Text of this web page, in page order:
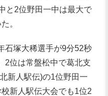
と2位野田一中は最大で
。
石塚大稀選手が9分52秒
2位は常盤松中で葛北支
新人駅伝)の1位野田一
新人駅伝大会でも1位2